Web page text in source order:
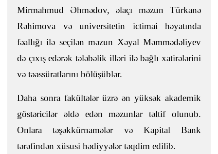
Mirmahmud Əhmədov, əlaçı məzun Türkanə
Rəhimova və universitetin ictimai həyatında
fəallığı ilə seçilən məzun Xəyal Məmmədəliyev
də çıxış edərək tələbəlik illəri ilə bağlı xatirələrini
və təəssüratlarını bölüşüblər.
Daha sonra fakültələr üzrə ən yüksək akademik
göstəricilər əldə edən məzunlar təltif olunub.
Onlara təşəkkürnamələr və Kapital Bank
tərəfindən xüsusi hədiyyələr təqdim edilib.